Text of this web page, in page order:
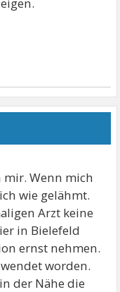
mir. Wenn mich
wie gelähmt.
Arzt keine
in Bielefeld
ernst nehmen.
worden.
der Nähe die